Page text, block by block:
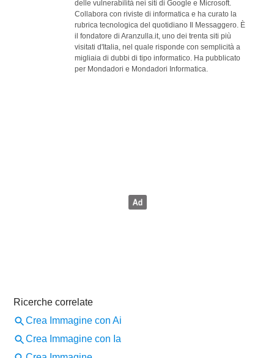
delle vulnerabilità nei siti di Google e Microsoft.
Collabora con riviste di informatica e ha curato la
rubrica tecnologica del quotidiano Il Messaggero. È
il fondatore di Aranzulla.it, uno dei trenta siti più
visitati d'Italia, nel quale risponde con semplicità a
migliaia di dubbi di tipo informatico. Ha pubblicato
per Mondadori e Mondadori Informatica.